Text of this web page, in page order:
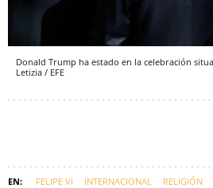
Donald Trump ha estado en la celebración
Letizia / EFE
FELIPE VI INTERNACIONAL RELIGIÓN